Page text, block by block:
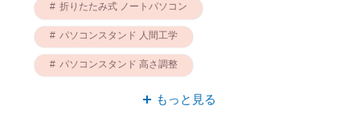
折りたたみ式 ノートパソコン
パソコンスタンド 人間工学
パソコンスタンド 高さ調整
パソコンスタンド 6段階
もっと見る